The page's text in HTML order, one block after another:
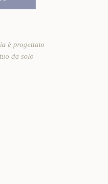
è progettato
da solo